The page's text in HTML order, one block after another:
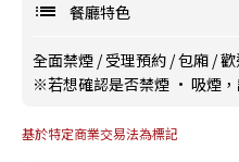
餐廳特色
全面禁煙 /受理預約 /包廂 /
※若想確認是否禁煙 · 吸煙，
基於特定商業交易法為標記